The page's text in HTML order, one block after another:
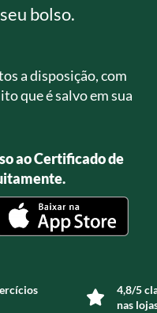
bolso.
a disposição, com
que é salvo em sua
ao Certificado de
4,8/5
nas